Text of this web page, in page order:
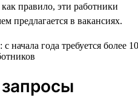
правило, эти работники
предлагается в вакансиях.